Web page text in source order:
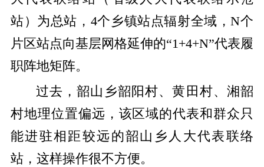
站）为总站，4个乡镇站点辐射全域，N个
片区站点向基层网格延伸的“1+4+N”代表履
职阵地矩阵。
过去，韶山乡韶阳村、黄田村、湘韶
村地理位置偏远，该区域的代表和群众只
能进驻相距较远的韶山乡人大代表联络
站，这样操作很不方便。